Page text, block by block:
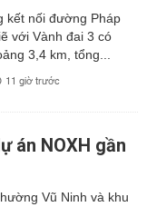
kết nối đường Pháp
với Vành đai 3 có
3,4 km, tổng...
11 giờ trước
án NOXH gần
Vũ Ninh và khu